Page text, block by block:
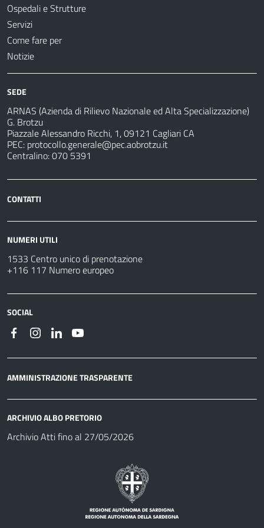
Ospedali e Strutture
Servizi
Come fare per
Notizie
SEDE
ARNAS (Azienda di Rilievo Nazionale ed Alta Specializzazione)
G. Brotzu
Piazzale Alessandro Ricchi, 1, 09121 Cagliari CA
PEC: protocollo.generale@pec.aobrotzu.it
Centralino: 070 5391
CONTATTI
NUMERI UTILI
1533 Centro unico di prenotazione
+116 117 Numero europeo
SOCIAL
AMMINISTRAZIONE TRASPARENTE
ARCHIVIO ALBO PRETORIO
Archivio Atti fino al 27/05/2026